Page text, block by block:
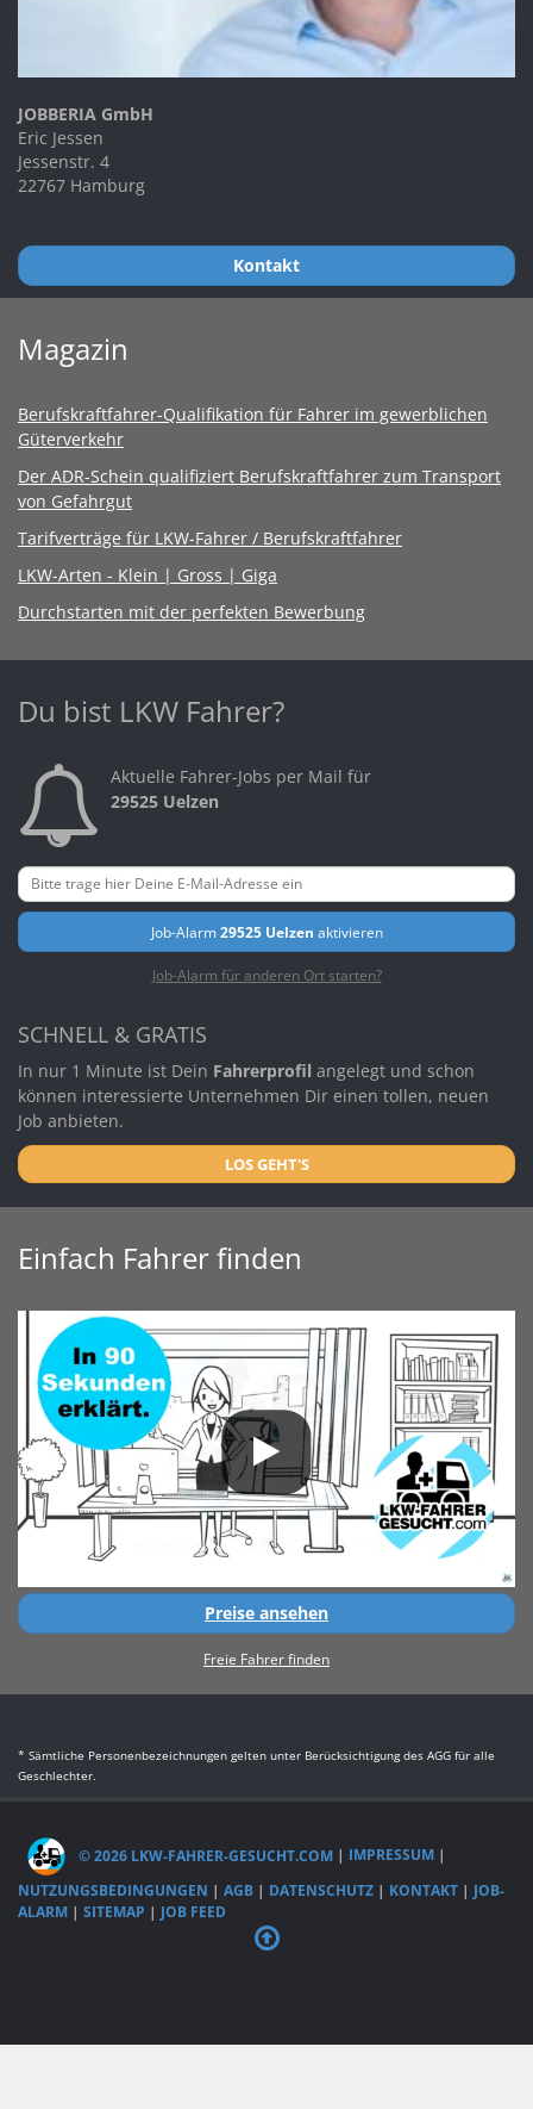
JOBBERIA GmbH
Eric Jessen
Jessenstr. 4
22767 Hamburg
Kontakt
Magazin
Berufskraftfahrer-Qualifikation für Fahrer im gewerblichen
Güterverkehr
Der ADR-Schein qualifiziert Berufskraftfahrer zum Transport
von Gefahrgut
Tarifverträge für LKW-Fahrer / Berufskraftfahrer
LKW-Arten - Klein | Gross | Giga
Durchstarten mit der perfekten Bewerbung
Du bist LKW Fahrer?
Aktuelle Fahrer-Jobs per Mail für
29525 Uelzen
Job-Alarm29525 Uelzen aktivieren
Job-Alarm für anderen Ort starten?
SCHNELL & GRATIS
In nur 1 Minute ist Dein Fahrerprofil angelegt und schon
können interessierte Unternehmen Dir einen tollen, neuen
Job anbieten.
LOS GEHT'S
Einfach Fahrer finden
Preise ansehen
Freie Fahrer finden
* Sämtliche Personenbezeichnungen gelten unter Berücksichtigung des AGG für alle
Geschlechter.
© 2026 LKW-FAHRER-GESUCHT.COM | IMPRESSUM |
NUTZUNGSBEDINGUNGEN | AGB | DATENSCHUTZ | KONTAKT | JOB-
ALARM | SITEMAP | JOB FEED